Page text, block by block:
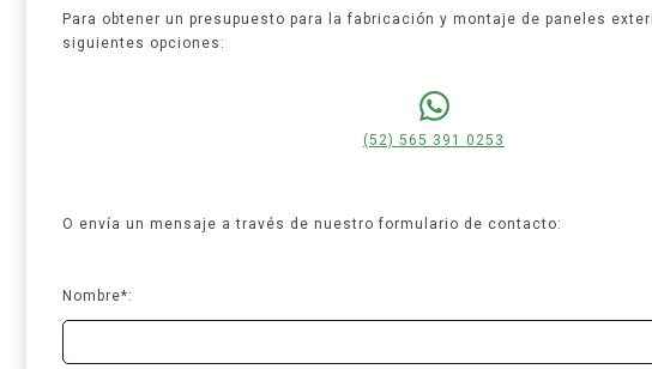
Para obtener un presupuesto para la fabricación y montaje de paneles
siguientes opciones:
(52) 565 391 0253
O envía un mensaje a través de nuestro formulario de contacto:
Nombre*: